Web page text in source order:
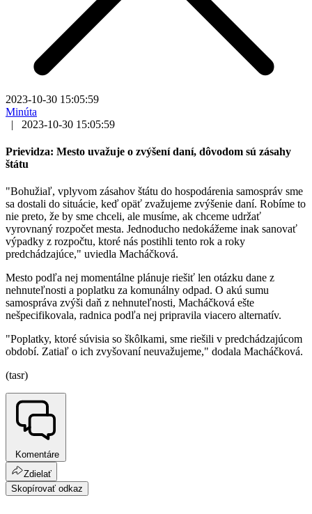
2023-10-30 15:05:59
Minúta
|
2023-10-30 15:05:59
Prievidza: Mesto uvažuje o zvýšení daní, dôvodom sú zásahy
štátu
"Bohužiaľ, vplyvom zásahov štátu do hospodárenia samospráv sme
sa dostali do situácie, keď opäť zvažujeme zvýšenie daní. Robíme to
nie preto, že by sme chceli, ale musíme, ak chceme udržať
vyrovnaný rozpočet mesta. Jednoducho nedokážeme inak sanovať
výpadky z rozpočtu, ktoré nás postihli tento rok a roky
predchádzajúce," uviedla Macháčková.
Mesto podľa nej momentálne plánuje riešiť len otázku dane z
nehnuteľnosti a poplatku za komunálny odpad. O akú sumu
samospráva zvýši daň z nehnuteľnosti, Macháčková ešte
nešpecifikovala, radnica podľa nej pripravila viacero alternatív.
"Poplatky, ktoré súvisia so škôlkami, sme riešili v predchádzajúcom
období. Zatiaľ o ich zvyšovaní neuvažujeme," dodala Macháčková.
(tasr)
Komentáre
Zdielať
Skopírovať odkaz